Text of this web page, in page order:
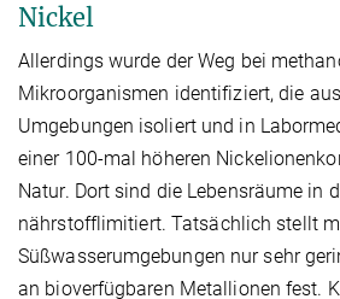
Nickel
Allerdings wurde der Weg bei
Mikroorganismen identifiziert, die
Umgebungen isoliert und in
einer 100-mal höheren
Natur. Dort sind die Lebensräume in
nährstofflimitiert. Tatsächlich stellt
Süßwasserumgebungen nur sehr
an bioverfügbaren Metallionen fest.